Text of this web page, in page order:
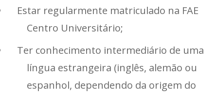
Estar regularmente matriculado na FAE
Centro Universitário;
Ter conhecimento intermediário de uma
língua estrangeira (inglês, alemão ou
espanhol, dependendo da origem do